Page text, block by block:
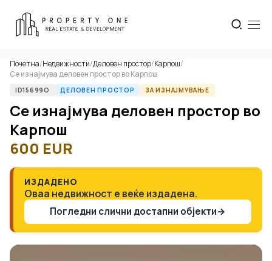
Почетна/Недвижности/Деловен простор/Карпош/
Се изнајмува деловен простор во Карпош
ID15699O ДЕЛОВЕН ПРОСТОР ЗА ИЗНАЈМУВАЊЕ
Се изнајмува деловен простор во
Карпош
600 EUR
ИЗДАДЕНО
Оваа недвижност е веќе издадена.
Погледни слични достапни објекти→